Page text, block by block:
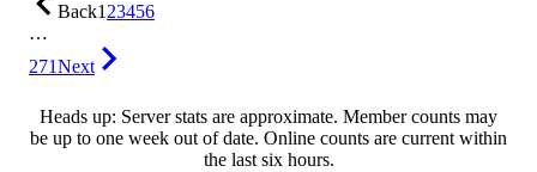
Back123456
…
271Next
Heads up: Server stats are approximate. Member counts may
be up to one week out of date. Online counts are current within
the last six hours.